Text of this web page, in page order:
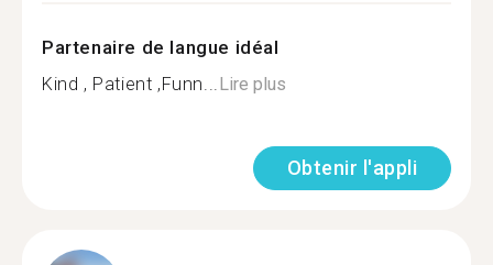
Partenaire de langue idéal
Kind , Patient ,Funn...Lire plus
Obtenir l'appli